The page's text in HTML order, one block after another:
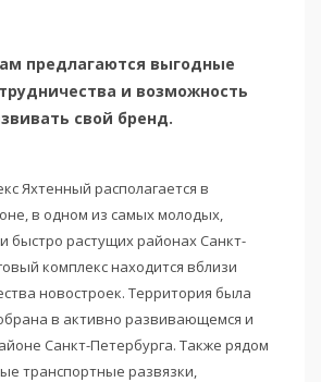
предлагаются выгодные
и возможность
свой бренд.
Яхтенный располагается в
в одном из самых молодых,
быстро растущих районах Санкт-
комплекс находится вблизи
новостроек. Территория была
в активно развивающемся и
Санкт-Петербурга. Также рядом
транспортные развязки,